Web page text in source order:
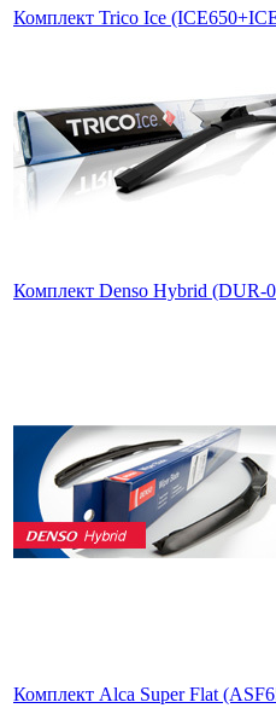
Комплект Trico Ice
Комплект Denso Hybrid (DUR-
Комплект Alca Super Flat